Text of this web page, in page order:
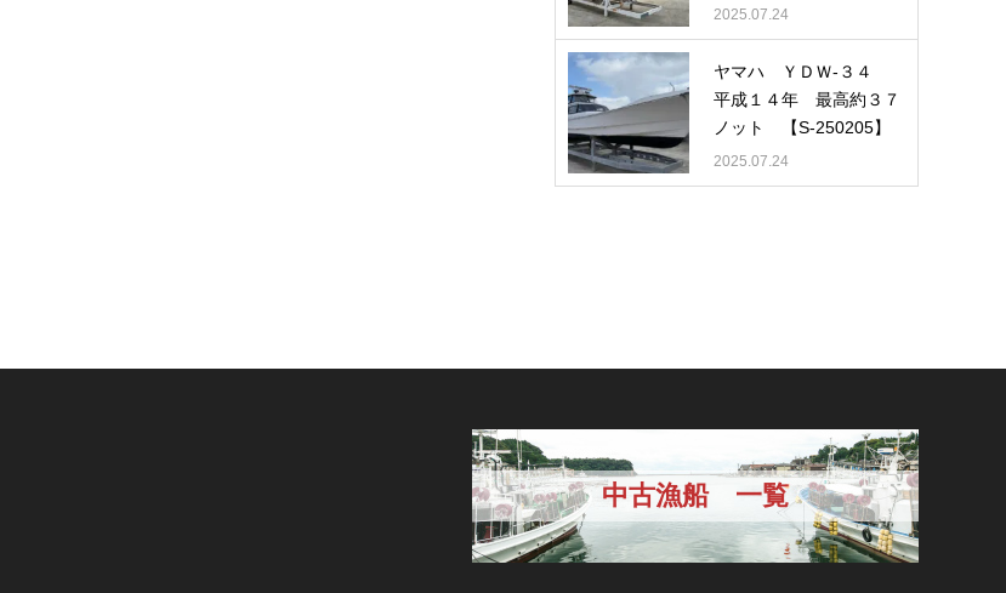
2025.07.24
ヤマハ ＹＤＷ-３４
平成１４年 最高約３７
ノット 【S-250205】
2025.07.24
中古漁船 一覧